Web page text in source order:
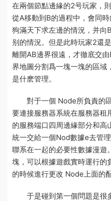
在兩個節點邊緣的2号玩家，
從A移動到B的過程中，會同
狗滿天下求左邊的情況，并向
别的情況。但是此時玩家2還
離開AB邊界很遠，才徹底交
界地圖分割爲一塊一塊的區域
是什麽管理。
對于一個 Node所負責的
要連接服務器系統在服務器租
的服務端口四周邊緣部分和高
統一交給一個Nod數據e去管
聯系在一起的必要性數據漫遊
塊，可以根據遊戲實時運行的
的時候進行更改 Node上面的配
于是碰到第一個問題是很